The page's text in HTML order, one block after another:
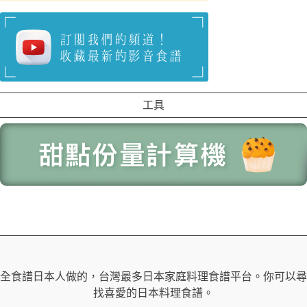
工具
全食譜日本人做的，台灣最多日本家庭料理食譜平台。你可以尋
找喜愛的日本料理食譜。